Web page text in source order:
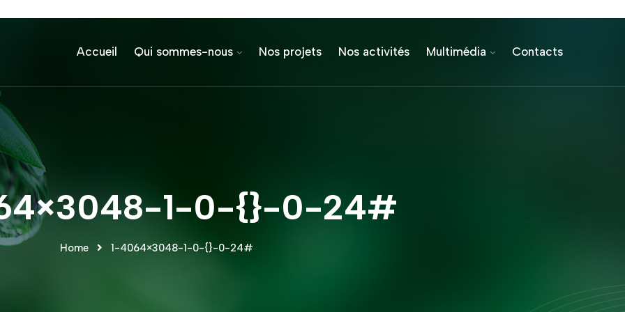
Accueil Qui sommes-nous Nos projets Nos activités Multimédia Contacts
1-0-{}-0-24#
Home 1-4064×3048-1-0-{}-0-24#